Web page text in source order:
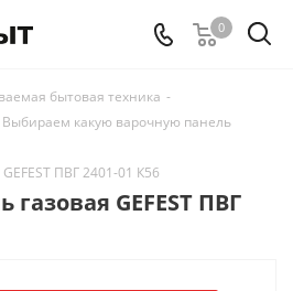
0
бытовая техника -
какую варочную панель
ПВГ 2401-01 К56
GEFEST ПВГ